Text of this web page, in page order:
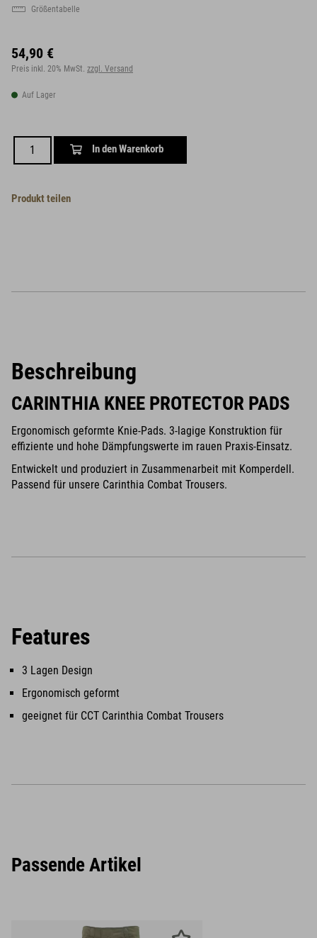
Größentabelle
54,90 €
Preis inkl. 20% MwSt. zzgl. Versand
Auf Lager
In den Warenkorb
Produkt teilen
Beschreibung
CARINTHIA KNEE PROTECTOR PADS
Ergonomisch geformte Knie-Pads. 3-lagige Konstruktion für
effiziente und hohe Dämpfungswerte im rauen Praxis-Einsatz.
Entwickelt und produziert in Zusammenarbeit mit Komperdell.
Passend für unsere Carinthia Combat Trousers.
Features
3 Lagen Design
Ergonomisch geformt
geeignet für CCT Carinthia Combat Trousers
Passende Artikel